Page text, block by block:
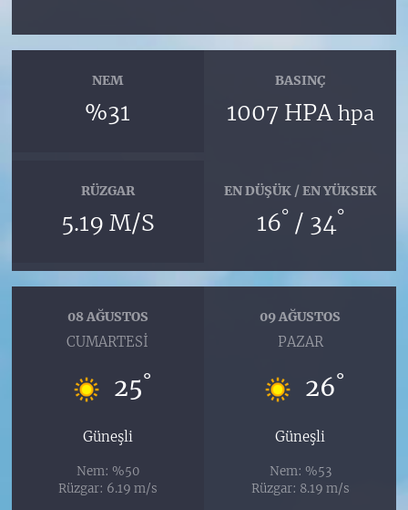
NEM
%31
BASINÇ
1007 HPAhpa
RÜZGAR
5.19 M/S
EN DÜŞÜK / EN YÜKSEK
16° / 34°
08 AĞUSTOS
CUMARTESI
25°
Güneşli
Nem: %50
Rüzgar: 6.19 m/s
09 AĞUSTOS
PAZAR
26°
Güneşli
Nem: %53
Rüzgar: 8.19 m/s